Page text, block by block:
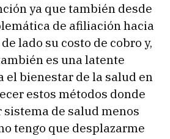
ya que también desde
de afiliación hacia
lado su costo de cobro y,
es una latente
el bienestar de la salud en
estos métodos donde
de salud menos
tengo que desplazarme